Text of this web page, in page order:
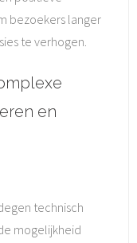
bezoekers langer
te verhogen.
en
technisch
mogelijkheid